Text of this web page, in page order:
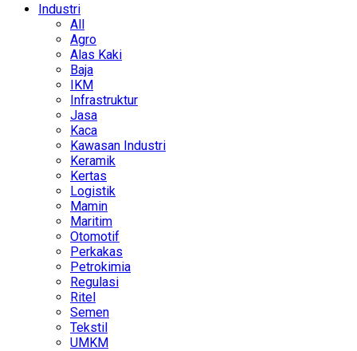
Industri
All
Agro
Alas Kaki
Baja
IKM
Infrastruktur
Jasa
Kaca
Kawasan Industri
Keramik
Kertas
Logistik
Mamin
Maritim
Otomotif
Perkakas
Petrokimia
Regulasi
Ritel
Semen
Tekstil
UMKM